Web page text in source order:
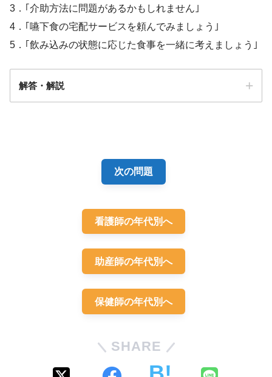
3．｢介助方法に問題があるかもしれません｣
4．｢嚥下食の宅配サービスを頼んでみましょう｣
5．｢飲み込みの状態に応じた食事を一緒に考えましょう｣
解答・解説
筋萎縮性側索硬化症
胃瘻から栄養剤の注入
くないのか、妻はうまく飲み込めていません
次の問題
看護師の年代別へ
助産師の年代別へ
保健師の年代別へ
SHARE